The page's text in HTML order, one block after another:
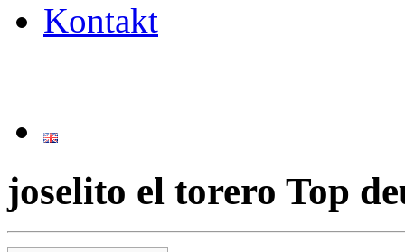
Kontakt
joselito el torero Top